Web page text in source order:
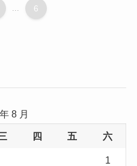
... 6
8 月
四 五 六
1